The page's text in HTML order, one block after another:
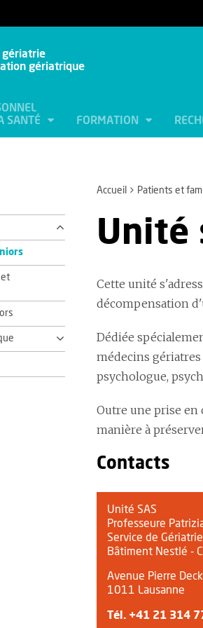
gériatrie
gériatrique
SANTÉ
FORMATION
Accueil Patients et
et
Unité
Cette unité
décompensation
Dédiée
médecins
psychologue,
Outre une prise en
manière à
Contacts
Unité SAS
Professeure
Service de
Bâtiment Nestlé -
Avenue Pierre
1011 Lausanne
Tél. +41 21 314